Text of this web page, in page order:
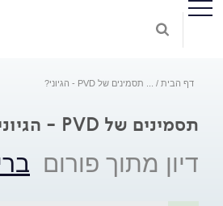
דף הבית תסמינים של PVD - הגיוני?
תסמינים של PVD - הגיוני?
דיון מתוך פורום